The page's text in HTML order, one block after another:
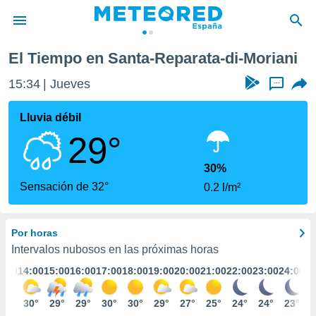
de
por
se
calidad.
a este
las
y
forma
digital
basada
El Tiempo en Santa-Reparata-di-Moriani
15:34 Jueves ...
Lluvia débil
29°
Sensación de 32°
30%
0.2 l/m²
Por horas
Intervalos nubosos en las próximas horas
14:00
30°
15:00
29°
16:00
29°
17:00
30°
18:00
30°
19:00
29°
20:00
27°
21:00
25°
22:00
24°
23:00
24°
24:00
23°